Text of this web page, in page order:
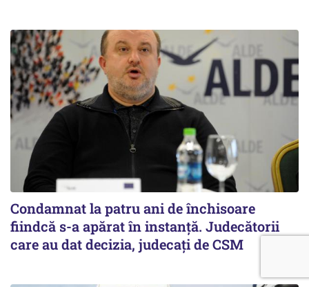
Condamnat la patru ani de închisoare
fiindcă s-a apărat în instanță. Judecătorii
care au dat decizia, judecați de CSM